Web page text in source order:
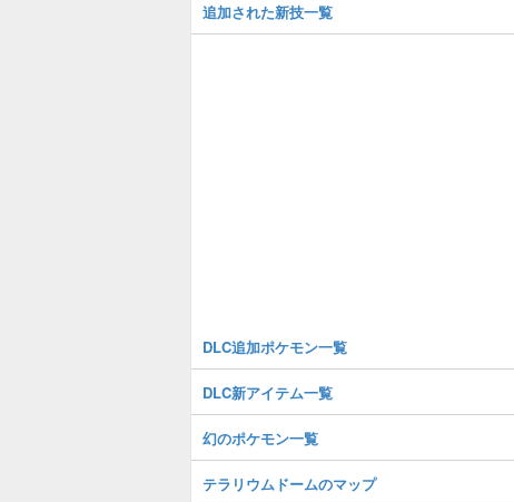
追加された新技一覧
DLC追加ポケモン一覧
DLC新アイテム一覧
幻のポケモン一覧
テラリウムドームのマップ